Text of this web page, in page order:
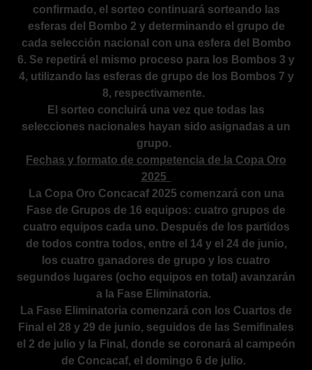
confirmado, el sorteo continuará sorteando las
esferas del Bombo 2 y determinando el grupo de
cada selección nacional con una esfera del Bombo
6. Se repetirá el mismo proceso para los Bombos 3 y
4, utilizando las esferas de grupo de los Bombos 7 y
8, respectivamente.
El sorteo concluirá una vez que todas las
selecciones nacionales hayan sido asignadas a un
grupo.
Fechas y formato de competencia de la Copa Oro
2025
La Copa Oro Concacaf 2025 comenzará con una
Fase de Grupos de 16 equipos: cuatro grupos de
cuatro equipos cada uno. Después de los partidos
de todos contra todos, entre el 14 y el 24 de junio,
los cuatro ganadores de grupo y los cuatro
segundos lugares (ocho equipos en total) avanzarán
a la Fase Eliminatoria.
La Fase Eliminatoria comenzará con los Cuartos de
Final el 28 y 29 de junio, seguidos de las Semifinales
el 2 de julio y la Final, donde se coronará al campeón
de Concacaf, el domingo 6 de julio.